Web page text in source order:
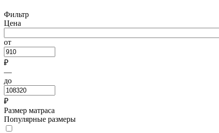
Фильтр
Цена
от
₽
—
до
₽
Размер матраса
Популярные размеры